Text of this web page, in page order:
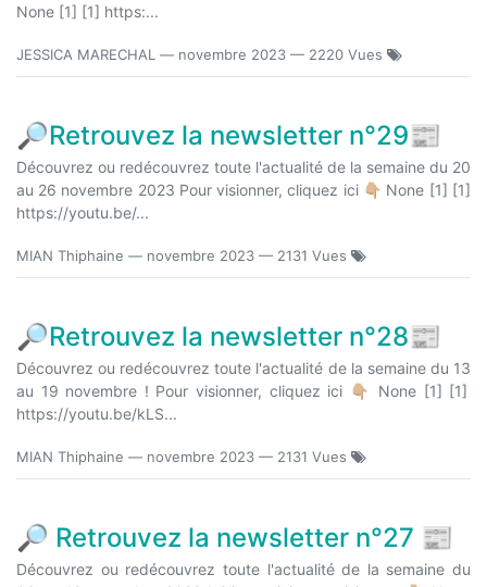
None [1] [1] https:...
JESSICA MARECHAL — novembre 2023 — 2220 Vues
🔎Retrouvez la newsletter n°29📰
Découvrez ou redécouvrez toute l'actualité de la semaine du 20
au 26 novembre 2023 Pour visionner, cliquez ici 👇🏼 None [1] [1]
https://youtu.be/...
MIAN Thiphaine — novembre 2023 — 2131 Vues
🔎Retrouvez la newsletter n°28📰
Découvrez ou redécouvrez toute l'actualité de la semaine du 13
au 19 novembre ! Pour visionner, cliquez ici 👇🏼 None [1] [1]
https://youtu.be/kLS...
MIAN Thiphaine — novembre 2023 — 2131 Vues
🔎 Retrouvez la newsletter n°27 📰
Découvrez ou redécouvrez toute l'actualité de la semaine du